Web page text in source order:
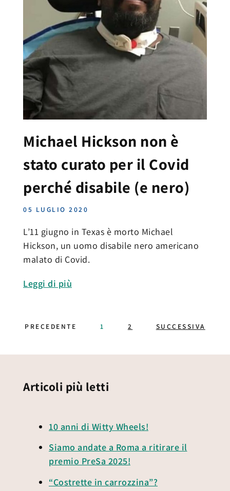
Michael Hickson non è
stato curato per il Covid
perché disabile (e nero)
05 LUGLIO 2020
L’11 giugno in Texas è morto Michael
Hickson, un uomo disabile nero americano
malato di Covid.
Leggi di più
PRECEDENTE 1 2 SUCCESSIVA
Articoli più letti
10 anni di Witty Wheels!
Siamo andate a Roma a ritirare il
premio PreSa 2025!
“Costrette in carrozzina”?